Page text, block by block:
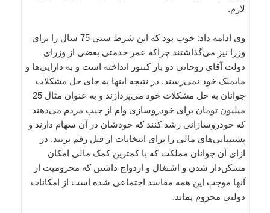
لازم.
وی ادامه داد: خوب بود که این شرط سنی 75 سال را برای
وزرا نیز می‌گذاشتند چراکه عمر خدمتی بعضی از وزرای
دولت آقای روحانی دو بار کنتور انداخته است و به دارایی‌ها و
مایملک خود نمی‌رسند. در نتیجه اینها به جای حل مشکلات
جوانان به حل مشکلات خود می‌پردازند و به عنوان مثال 25
میلیون تومان برای خودروسازی وام از جیب مردم می‌دهند
که خودروسازانی رشد کنند که خودشان در آن سهام دارند و
پشتیبانی‌های مالی را برای انتخابات از قبل رقم بزنند. در
ازای آن جوانان مملکت که با کمترین کمک مالی امکان
مسکن‌دار شدن و اشتغال و ازدواج داشتن که محرومیت از
آنها موجب این همه مفاسد اجتماعی شده است از امکانات
دولتی محروم بماند.